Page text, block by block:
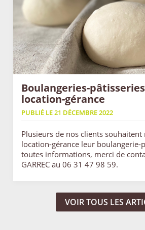
Boulangeries-
location-gérance
PUBLIÉ LE 21 DÉCEMBRE 2022
Plusieurs de nos clients souhaitent
location-gérance leur boulangerie-
toutes informations, merci de
GARREC au 06 31 47 98 59.
VOIR TOUS LES